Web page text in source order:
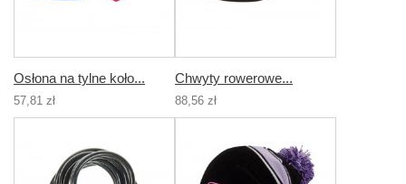
Osłona na tylne koło...
57,81 zł
Chwyty rowerowe...
88,56 zł